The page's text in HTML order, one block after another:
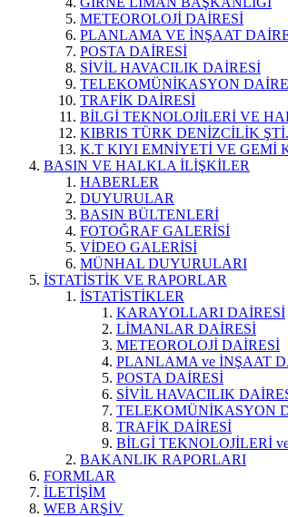
METEOROLOJİ DAİRESİ
PLANLAMA VE İNŞAAT
POSTA DAİRESİ
SİVİL HAVACILIK DAİRESİ
TELEKOMÜNİKASYON
TRAFİK DAİRESİ
BİLGİ TEKNOLOJİLERİ VE
KIBRIS TÜRK DENİZCİLİK ŞTİ.
K.T KIYI EMNİYETİ VE GEMİ
BASIN VE HALKLA İLİŞKİLER
HABERLER
DUYURULAR
BASIN BÜLTENLERİ
FOTOĞRAF GALERİSİ
VİDEO GALERİSİ
MÜNHAL DUYURULARI
İSTATİSTİK VE RAPORLAR
İSTATİSTİKLER
KARAYOLLARI DAİRESİ
LİMANLAR DAİRESİ
METEOROLOJİ DAİRESİ
PLANLAMA ve İNŞAAT
POSTA DAİRESİ
SİVİL HAVACILIK
TELEKOMÜNİKASYON
TRAFİK DAİRESİ
BİLGİ TEKNOLOJİLERİ
BAKANLIK RAPORLARI
FORMLAR
İLETİŞİM
WEB ARŞİV